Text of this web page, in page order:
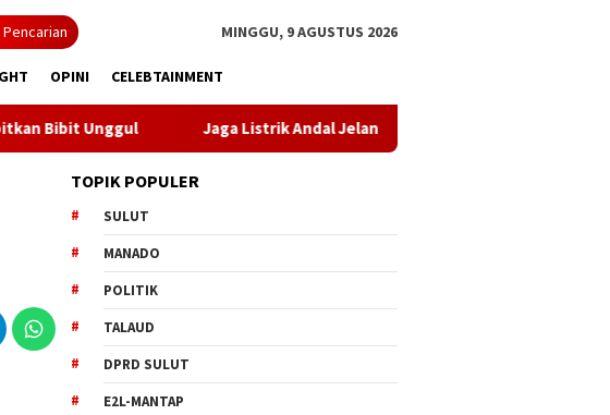
Pencarian MINGGU, 9 AGUSTUS 2026
OPINI CELEBTAINMENT
Jaga Listrik Andal Jelang HUT ke-81 RI, PLN UP3 Tahuna Gelar Apel dan
TOPIK POPULER
SULUT
MANADO
POLITIK
TALAUD
DPRD SULUT
E2L-MANTAP